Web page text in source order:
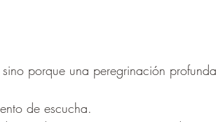
porque una peregrinación
de escucha.